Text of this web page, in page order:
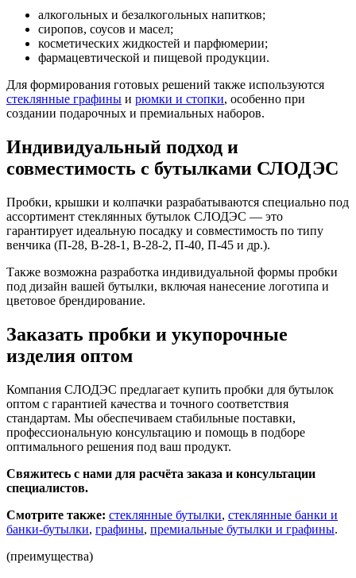
алкогольных и безалкогольных напитков;
сиропов, соусов и масел;
косметических жидкостей и парфюмерии;
фармацевтической и пищевой продукции.
Для формирования готовых решений также используются
стеклянные графины и рюмки и стопки, особенно при
создании подарочных и премиальных наборов.
Индивидуальный подход и
совместимость с бутылками СЛОДЭС
Пробки, крышки и колпачки разрабатываются специально под
ассортимент стеклянных бутылок СЛОДЭС — это
гарантирует идеальную посадку и совместимость по типу
венчика (П-28, В-28-1, В-28-2, П-40, П-45 и др.).
Также возможна разработка индивидуальной формы пробки
под дизайн вашей бутылки, включая нанесение логотипа и
цветовое брендирование.
Заказать пробки и укупорочные
изделия оптом
Компания СЛОДЭС предлагает купить пробки для бутылок
оптом с гарантией качества и точного соответствия
стандартам. Мы обеспечиваем стабильные поставки,
профессиональную консультацию и помощь в подборе
оптимального решения под ваш продукт.
Свяжитесь с нами для расчёта заказа и консультации
специалистов.
Смотрите также: стеклянные бутылки, стеклянные банки и
банки-бутылки, графины, премиальные бутылки и графины.
(преимущества)